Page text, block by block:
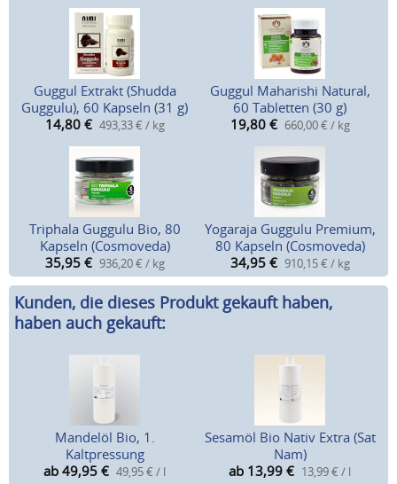
Guggul Extrakt (Shudda
Guggulu), 60 Kapseln (31 g)
14,80 € 493,33 € / kg
Guggul Maharishi Natural,
60 Tabletten (30 g)
19,80 € 660,00 € / kg
Triphala Guggulu Bio, 80
Kapseln (Cosmoveda)
35,95 € 936,20 € / kg
Yogaraja Guggulu Premium,
80 Kapseln (Cosmoveda)
34,95 € 910,15 € / kg
Kunden, die dieses Produkt gekauft haben,
haben auch gekauft:
Mandelöl Bio, 1.
Kaltpressung
ab 49,95 € 49,95 € / l
Sesamöl Bio Nativ Extra (Sat
Nam)
ab 13,99 € 13,99 € / l